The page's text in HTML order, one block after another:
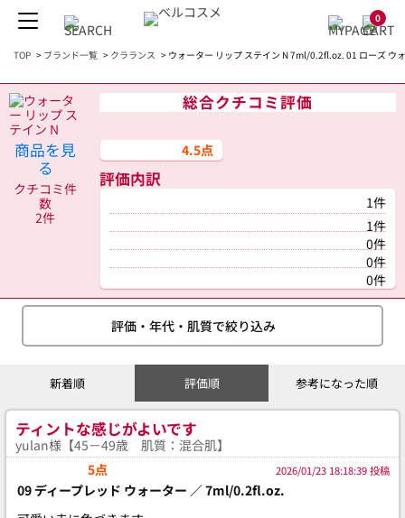
0
TOP > ブランド一覧 > クラランス > ウォーター リップ ステイン N 7ml/0.2fl.oz. 01 ローズ ウ
商品を見
る
クチコミ件
数
2件
総合クチコミ評価
4.5点
評価内訳
1件
1件
0件
0件
0件
評価・年代・肌質で絞り込み
新着順 評価順 参考になった順
ティントな感じがよいです
yulan様【45－49歳 肌質：混合肌】
5点
2026/01/23 18:18:39 投稿
09 ディープレッド ウォーター ／ 7ml/0.2fl.oz.